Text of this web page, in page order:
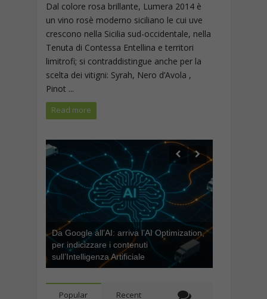
Dal colore rosa brillante, Lumera 2014 è
un vino rosè moderno siciliano le cui uve
crescono nella Sicilia sud-occidentale, nella
Tenuta di Contessa Entellina e territori
limitrofi; si contraddistingue anche per la
scelta dei vitigni: Syrah, Nero d’Avola ,
Pinot ...
Read more
Da Google all’AI: arriva l’AI Optimization,
per indicizzare i contenuti
sull’Intelligenza Artificiale
Popular Recent